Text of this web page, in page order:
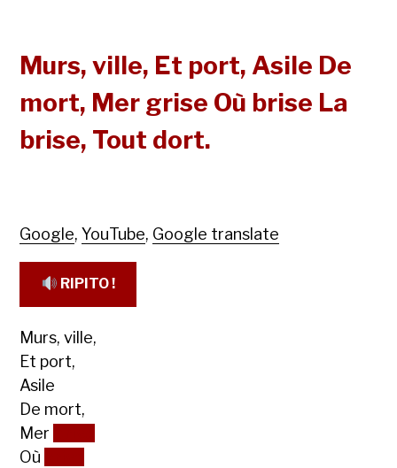
Murs, ville, Et port, Asile De
mort, Mer grise Où brise La
brise, Tout dort.
Google,YouTube, Google translate
RIPITO !
Murs, ville,
Et port,
Asile
De mort,
Mer
Où